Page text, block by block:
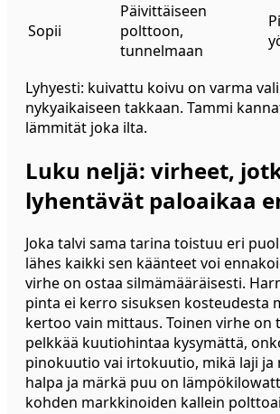
Sopii
Päivittäiseen
polttoon,
tunnelmaan
Lyhyesti: kuivattu koivu on varma
nykyaikaiseen takkaan. Tammi
lämmität joka ilta.
Luku neljä: virheet,
lyhentävät paloaikaa
Joka talvi sama tarina toistuu eri
lähes kaikki sen käänteet voi
virhe on ostaa silmämääräisesti.
pinta ei kerro sisuksen kosteudesta
kertoo vain mittaus. Toinen virhe on
pelkkää kuutiohintaa kysymättä,
pinokuutio vai irtokuutio, mikä laji ja
halpa ja märkä puu on
kohden markkinoiden kallein